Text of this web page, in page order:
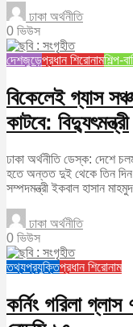
ঢাকা অর্থনীতি
0 ভিউস
দেশজুড়েপ্রধান শিরোনামশিল্প-
বিকেলেই গ্যাস
কাটবে: বিদ্যুৎমন্ত্রী
ঢাকা অর্থনীতি ডেস্ক: দেশে
হতে অন্তত দুই থেকে তিন দিন
সম্পদমন্ত্রী ইকবাল হাসান
ঢাকা অর্থনীতি
0 ভিউস
তথ্যপ্রযুক্তিপ্রধান শিরোনাম
কর্নিং গরিলা